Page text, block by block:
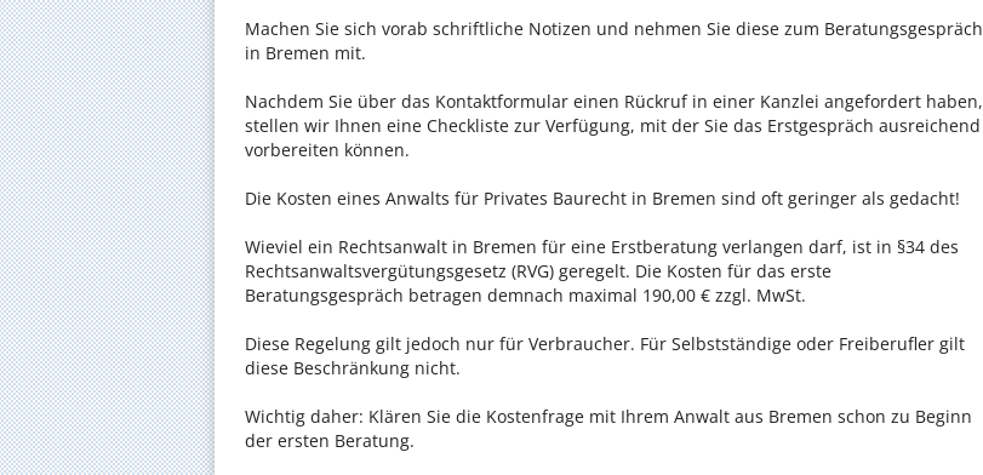
Machen Sie sich vorab schriftliche Notizen und nehmen Sie diese zum Beratungsgespräch
in Bremen mit.
Nachdem Sie über das Kontaktformular einen Rückruf in einer Kanzlei angefordert haben,
stellen wir Ihnen eine Checkliste zur Verfügung, mit der Sie das Erstgespräch ausreichend
vorbereiten können.
Die Kosten eines Anwalts für Privates Baurecht in Bremen sind oft geringer als gedacht!
Wieviel ein Rechtsanwalt in Bremen für eine Erstberatung verlangen darf, ist in §34 des
Rechtsanwaltsvergütungsgesetz (RVG) geregelt. Die Kosten für das erste
Beratungsgespräch betragen demnach maximal 190,00 € zzgl. MwSt.
Diese Regelung gilt jedoch nur für Verbraucher. Für Selbstständige oder Freiberufler gilt
diese Beschränkung nicht.
Wichtig daher: Klären Sie die Kostenfrage mit Ihrem Anwalt aus Bremen schon zu Beginn
der ersten Beratung.